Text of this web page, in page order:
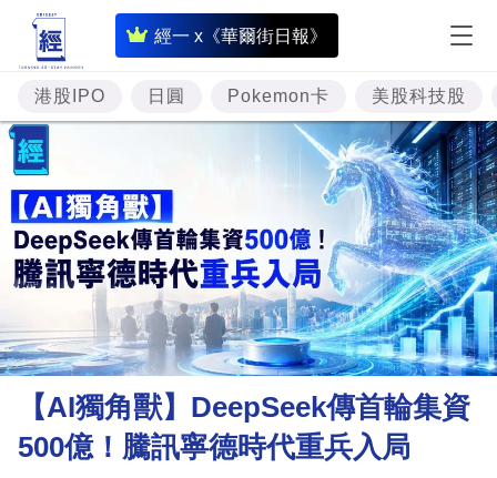
經一 x《華爾街日報》
即
時
財
經
題
投
資
樓
市
理
財
商
港股IPO 日圓 Pokemon卡 美股科技股
【AI獨角獸】DeepSeek傳首輪集資
500億！騰訊寧德時代重兵入局